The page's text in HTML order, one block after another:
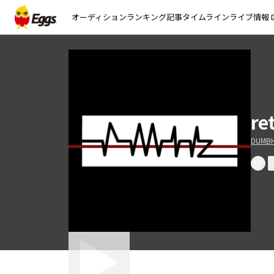
オーディションランキング記事タイムラインライブ情報